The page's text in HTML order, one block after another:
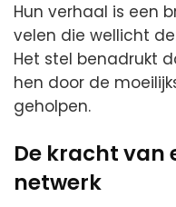
Hun verhaal is een
velen die wellicht
Het stel benadrukt
hen door de
geholpen.
De kracht van
netwerk